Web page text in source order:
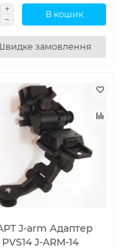
В кошик
замовлення
J-arm Адаптер
J-ARM-14